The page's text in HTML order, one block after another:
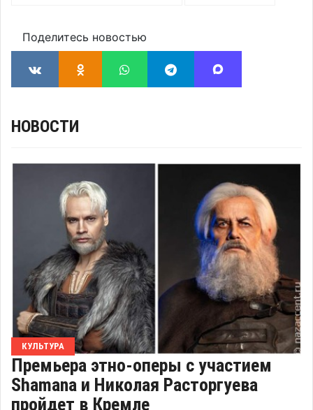
Поделитесь новостью
НОВОСТИ
КУЛЬТУРА
Премьера этно-оперы с участием
Shamana и Николая Расторгуева
пройдет в Кремле